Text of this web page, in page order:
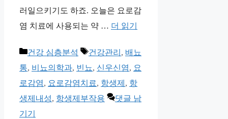
러일으키기도 하죠. 오늘은 요로감
염 치료에 사용되는 약 … 더 읽기
카
테
고
리
건강 심층분석
태
그
건강관리 , 배뇨
통, 비뇨의학과, 빈뇨, 신우신염, 요
로감염, 요로감염치료, 항생제 , 항
생제내성, 항생제부작용
댓글 남
기기